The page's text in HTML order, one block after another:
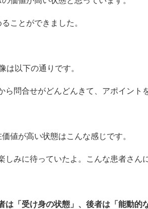
ことができました。
は以下の通りです。
ら問合せがどんどんきて、アポイント
値が高い状態はこんな感じです。
しみに待っていたよ。こんな患者さん
は「受け身の状態」、後者は「能動的